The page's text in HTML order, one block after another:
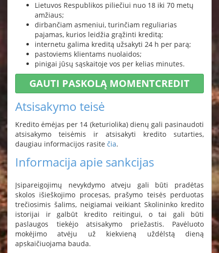
Lietuvos Respublikos piliečiui nuo 18 iki 70 metų
amžiaus;
dirbančiam asmeniui, turinčiam reguliarias
pajamas, kurios leidžia grąžinti kreditą;
internetu galima kreditą užsakyti 24 h per parą;
pastoviems klientams nuolaidos;
pinigai jūsų sąskaitoje vos per kelias minutes.
GAUTI PASKOLĄ MOMENTCREDIT
Atsisakymo teisė
Kredito ėmėjas per 14 (keturiolika) dienų gali pasinaudoti
atsisakymo teisėmis ir atsisakyti kredito sutarties,
daugiau informacijos rasite čia.
Informacija apie sankcijas
Įsipareigojimų nevykdymo atveju gali būti pradėtas
skolos išieškojimo procesas, prašymo teisės perduotas
trečiosimis šalims, neigiamai veikiant Skolininko kredito
istorijai ir galbūt kredito reitingui, o tai gali būti
paslaugos tiekėjo atsisakymo priežastis. Pavėluoto
mokėjimo atvėju už kiekvieną uždėlstą dieną
apskaičiuojama bauda.